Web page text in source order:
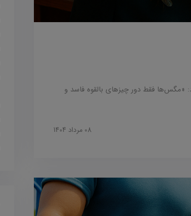
«مگس‌ها فقط دور چیزهای بالقوه فاسد و
08 مرداد 1404